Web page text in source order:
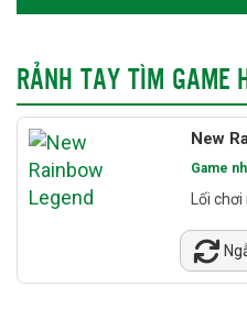
RẢNH TAY TÌM GAME
New
Game
Lối